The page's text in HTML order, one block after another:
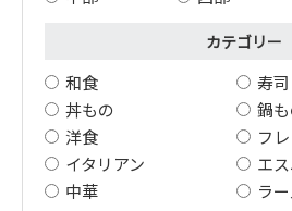
カテゴリー
和食
寿司
丼もの
鍋
洋食
フ
イタリアン
エ
中華
ラ